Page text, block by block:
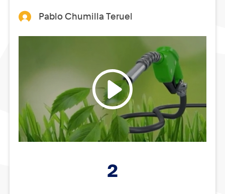
Pablo Chumilla Teruel
2